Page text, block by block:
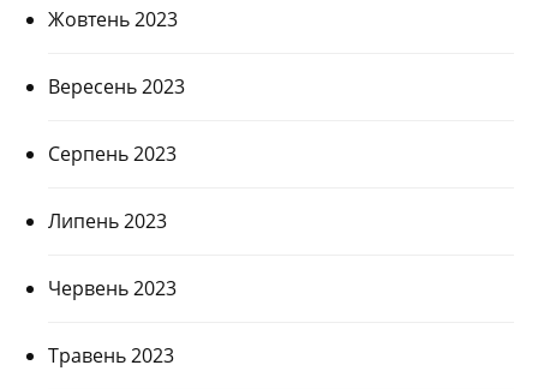
Жовтень 2023
Вересень 2023
Серпень 2023
Липень 2023
Червень 2023
Травень 2023